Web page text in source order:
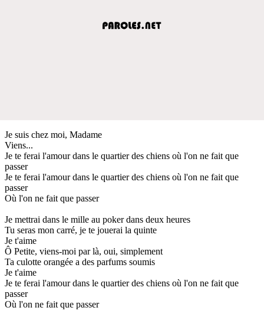
Je suis chez moi, Madame
Viens...
Je te ferai l'amour dans le quartier des chiens où l'on ne fait que
passer
Je te ferai l'amour dans le quartier des chiens où l'on ne fait que
passer
Où l'on ne fait que passer
Je mettrai dans le mille au poker dans deux heures
Tu seras mon carré, je te jouerai la quinte
Je t'aime
Ô Petite, viens-moi par là, oui, simplement
Ta culotte orangée a des parfums soumis
Je t'aime
Je te ferai l'amour dans le quartier des chiens où l'on ne fait que
passer
Où l'on ne fait que passer